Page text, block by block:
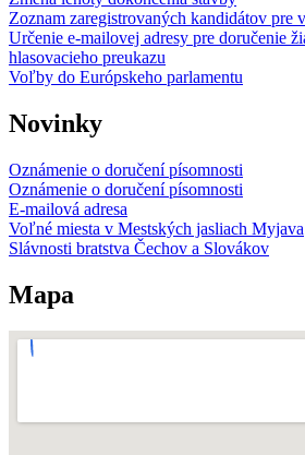
Zoznam zaregistrovaných kandidátov pre
Určenie e-mailovej adresy pre doručenie
hlasovacieho preukazu
Voľby do Európskeho parlamentu
Novinky
Oznámenie o doručení písomnosti
Oznámenie o doručení písomnosti
E-mailová adresa
Voľné miesta v Mestských jasliach Myjava
Slávnosti bratstva Čechov a Slovákov
Mapa